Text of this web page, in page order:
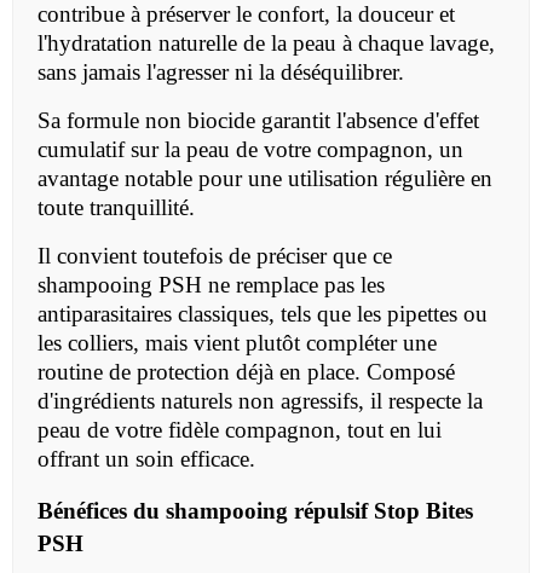
contribue à préserver le confort, la douceur et
l'hydratation naturelle de la peau à chaque lavage,
sans jamais l'agresser ni la déséquilibrer.
Sa formule non biocide garantit l'absence d'effet
cumulatif sur la peau de votre compagnon, un
avantage notable pour une utilisation régulière en
toute tranquillité.
Il convient toutefois de préciser que ce
shampooing PSH ne remplace pas les
antiparasitaires classiques, tels que les pipettes ou
les colliers, mais vient plutôt compléter une
routine de protection déjà en place. Composé
d'ingrédients naturels non agressifs, il respecte la
peau de votre fidèle compagnon, tout en lui
offrant un soin efficace.
Bénéfices du shampooing répulsif Stop Bites
PSH